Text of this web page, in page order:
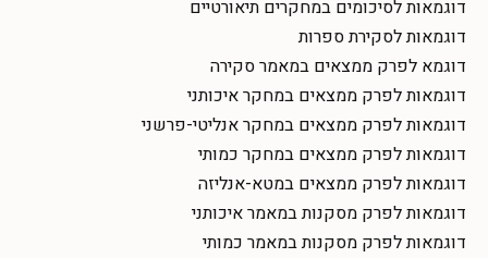
דוגמאות לסיכומים במחקרים תיאורטיים
דוגמאות לסקירת ספרות
דוגמא לפרק ממצאים במאמר סקירה
דוגמאות לפרק ממצאים במחקר איכותני
דוגמאות לפרק ממצאים במחקר אנליטי-פרשני
דוגמאות לפרק ממצאים במחקר כמותי
דוגמאות לפרק ממצאים במטא-אנליזה
דוגמאות לפרק מסקנות במאמר איכותני
דוגמאות לפרק מסקנות במאמר כמותי